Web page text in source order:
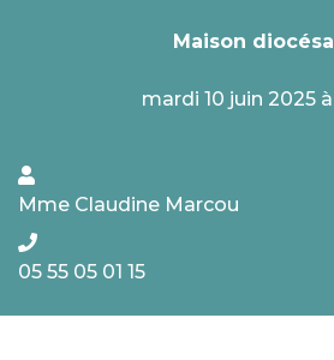
Maison
mardi 10 juin 2025
Mme Claudine Marcou
05 55 05 01 15